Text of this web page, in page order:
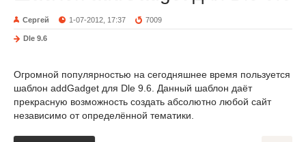
Сергей 1-07-2012, 17:37 7009
Dle 9.6
Огромной популярностью на сегодняшнее время пользуется
шаблон addGadget для Dle 9.6. Данный шаблон даёт
прекрасную возможность создать абсолютно любой сайт
независимо от определённой тематики.